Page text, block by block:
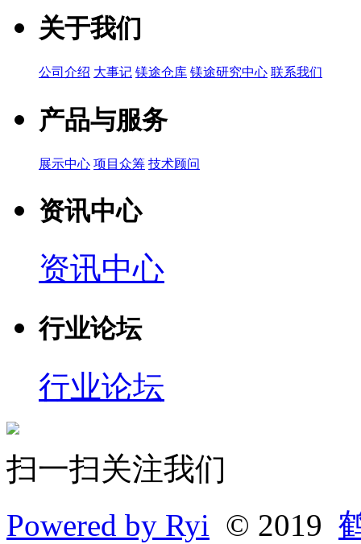
关于我们
公司介绍 大事记 镁途仓库 镁途研究中心 联系我们
产品与服务
展示中心 项目众筹 技术顾问
资讯中心
资讯中心
行业论坛
行业论坛
扫一扫关注我们
Powered by Ryi © 2019